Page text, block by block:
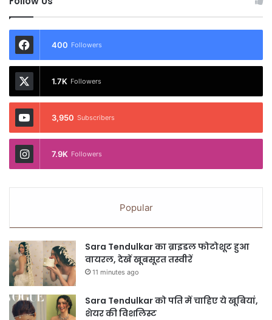
400 Followers
1.7K Followers
3,950 Subscribers
7.9K Followers
Popular
Sara Tendulkar का ब्राइडल फोटोशूट हुआ
वायरल, देखें खूबसूरत तस्वीरें
11 minutes ago
Sara Tendulkar को पति में चाहिए ये खूबियां,
शेयर की विशलिस्ट